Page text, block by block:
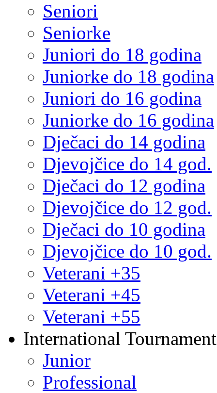
Seniori
Seniorke
Juniori do 18 godina
Juniorke do 18 godina
Juniori do 16 godina
Juniorke do 16 godina
Dječaci do 14 godina
Djevojčice do 14 god.
Dječaci do 12 godina
Djevojčice do 12 god.
Dječaci do 10 godina
Djevojčice do 10 god.
Veterani +35
Veterani +45
Veterani +55
International
Junior
Professional